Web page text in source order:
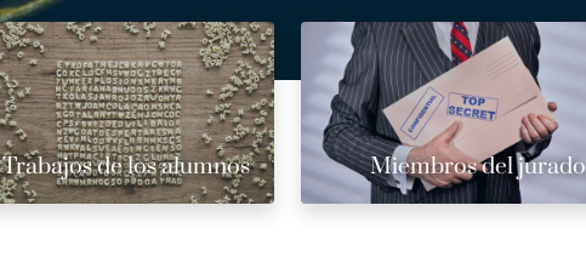
Trabajos de los alumnos Miembros del jurado